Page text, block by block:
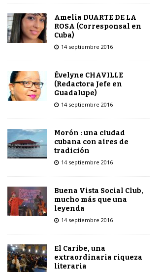
Amelia DUARTE DE LA
ROSA (Corresponsal en
Cuba)
14 septiembre 2016
Évelyne CHAVILLE
(Redactora Jefe en
Guadalupe)
14 septiembre 2016
Morón : una ciudad
cubana con aires de
tradición
14 septiembre 2016
Buena Vista Social Club,
mucho más que una
leyenda
14 septiembre 2016
El Caribe, una
extraordinaria riqueza
literaria